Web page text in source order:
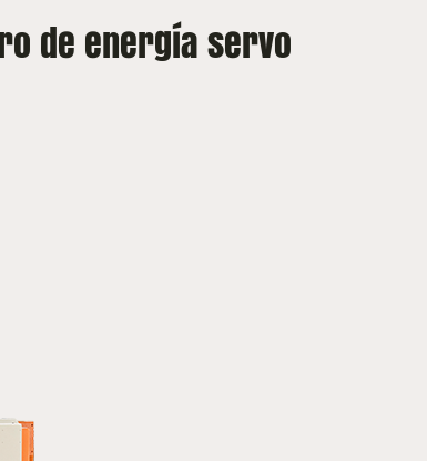
de energía servo